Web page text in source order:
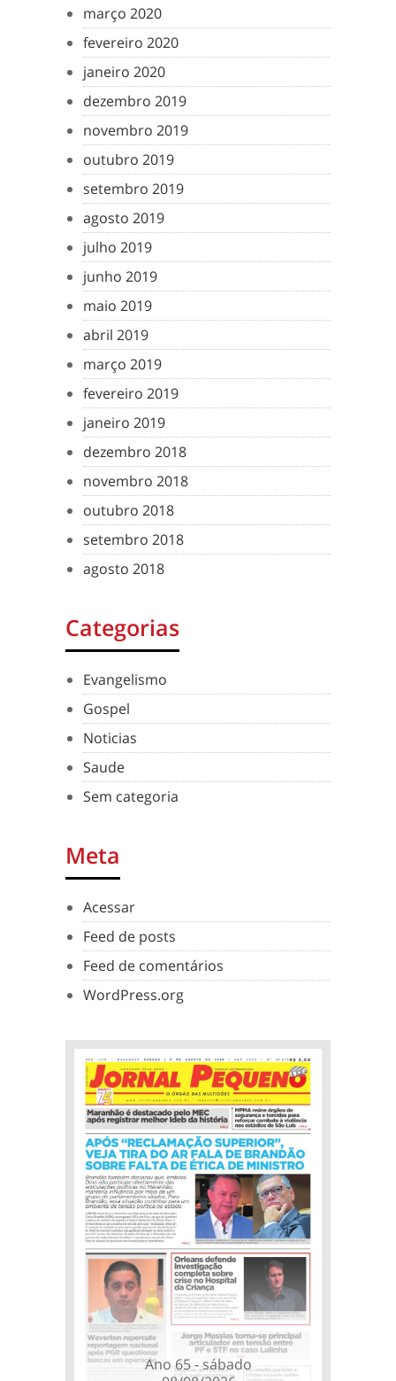
março 2020
fevereiro 2020
janeiro 2020
dezembro 2019
novembro 2019
outubro 2019
setembro 2019
agosto 2019
julho 2019
junho 2019
maio 2019
abril 2019
março 2019
fevereiro 2019
janeiro 2019
dezembro 2018
novembro 2018
outubro 2018
setembro 2018
agosto 2018
Categorias
Evangelismo
Gospel
Noticias
Saude
Sem categoria
Meta
Acessar
Feed de posts
Feed de comentários
WordPress.org
Ano 65 - sábado